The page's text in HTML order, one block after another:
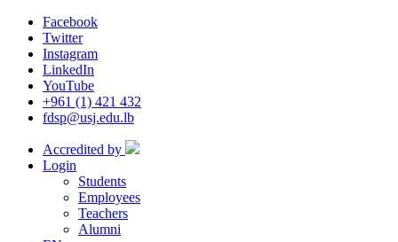
Facebook
Twitter
Instagram
LinkedIn
YouTube
+961 (1) 421 432
fdsp@usj.edu.lb
Accredited by
Login
Students
Employees
Teachers
Alumni